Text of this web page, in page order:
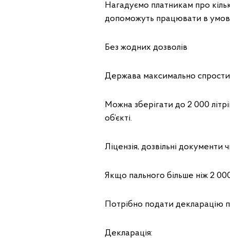
Нагадуємо платникам про
допоможуть працювати в
Без жодних дозволів
Держава максимально
Можна зберігати до 2 000
об’єкті.
Ліцензія, дозвільні документи
Якщо пального більше ніж 2 000
Потрібно подати декларацію
Декларація: